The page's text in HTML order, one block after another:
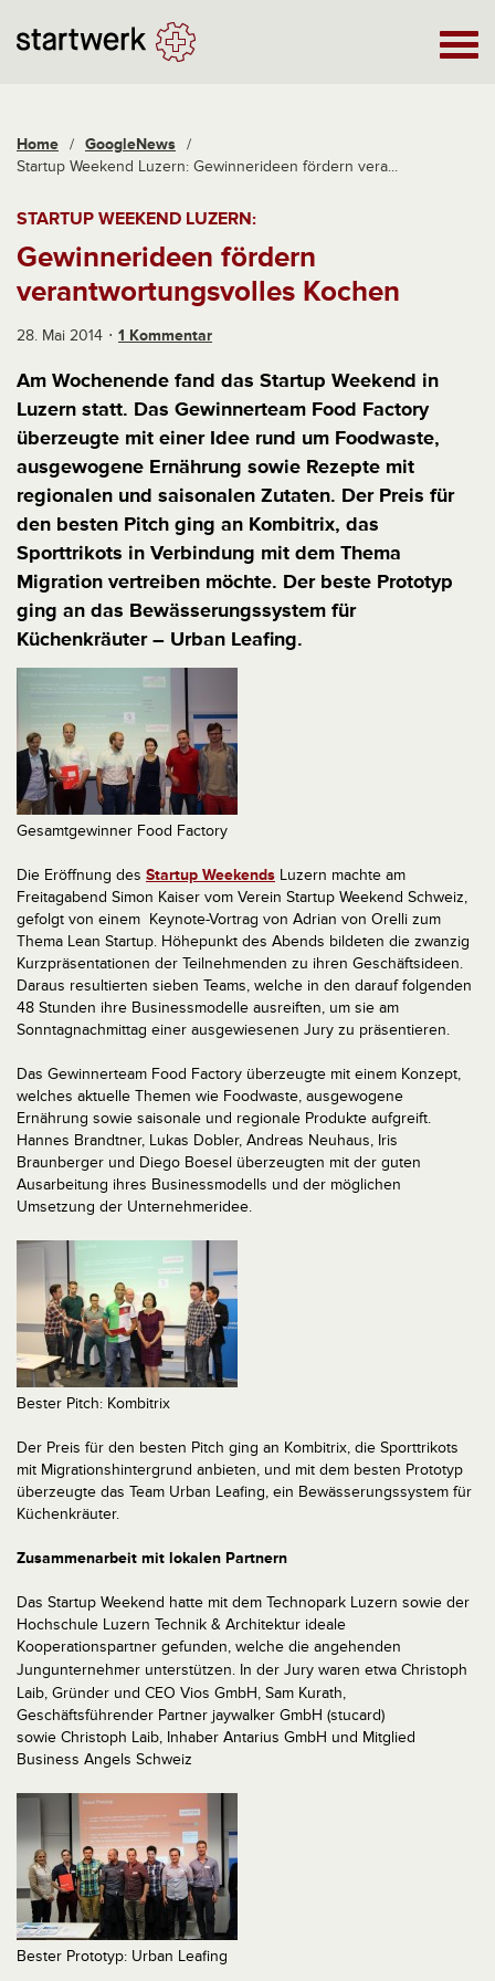
Home / GoogleNews /
Startup Weekend Luzern: Gewinnerideen fördern vera...
STARTUP WEEKEND LUZERN:
Gewinnerideen fördern
verantwortungsvolles Kochen
28. Mai 2014 1 Kommentar
Am Wochenende fand das Startup Weekend in
Luzern statt. Das Gewinnerteam Food Factory
überzeugte mit einer Idee rund um Foodwaste,
ausgewogene Ernährung sowie Rezepte mit
regionalen und saisonalen Zutaten. Der Preis für
den besten Pitch ging an Kombitrix, das
Sporttrikots in Verbindung mit dem Thema
Migration vertreiben möchte. Der beste Prototyp
ging an das Bewässerungssystem für
Küchenkräuter – Urban Leafing.
Gesamtgewinner Food Factory
Die Eröffnung des Startup Weekends Luzern machte am
Freitagabend Simon Kaiser vom Verein Startup Weekend Schweiz,
gefolgt von einem Keynote-Vortrag von Adrian von Orelli zum
Thema Lean Startup. Höhepunkt des Abends bildeten die zwanzig
Kurzpräsentationen der Teilnehmenden zu ihren Geschäftsideen.
Daraus resultierten sieben Teams, welche in den darauf folgenden
48 Stunden ihre Businessmodelle ausreiften, um sie am
Sonntagnachmittag einer ausgewiesenen Jury zu präsentieren.
Das Gewinnerteam Food Factory überzeugte mit einem Konzept,
welches aktuelle Themen wie Foodwaste, ausgewogene
Ernährung sowie saisonale und regionale Produkte aufgreift.
Hannes Brandtner, Lukas Dobler, Andreas Neuhaus, Iris
Braunberger und Diego Boesel überzeugten mit der guten
Ausarbeitung ihres Businessmodells und der möglichen
Umsetzung der Unternehmeridee.
Bester Pitch: Kombitrix
Der Preis für den besten Pitch ging an Kombitrix, die Sporttrikots
mit Migrationshintergrund anbieten, und mit dem besten Prototyp
überzeugte das Team Urban Leafing, ein Bewässerungssystem für
Küchenkräuter.
Zusammenarbeit mit lokalen Partnern
Das Startup Weekend hatte mit dem Technopark Luzern sowie der
Hochschule Luzern Technik & Architektur ideale
Kooperationspartner gefunden, welche die angehenden
Jungunternehmer unterstützen. In der Jury waren etwa Christoph
Laib, Gründer und CEO Vios GmbH, Sam Kurath,
Geschäftsführender Partner jaywalker GmbH (stucard)
sowie Christoph Laib, Inhaber Antarius GmbH und Mitglied
Business Angels Schweiz
Bester Prototyp: Urban Leafing